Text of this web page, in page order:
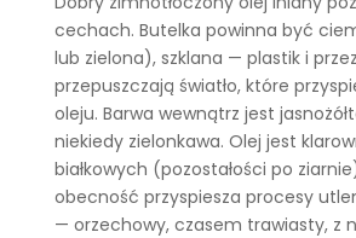
cechach. Butelka powinna być
lub zielona), szklana — plastik i
przepuszczają światło, które
oleju. Barwa wewnątrz jest
niekiedy zielonkawa. Olej jest
białkowych (pozostałości po
obecność przyspiesza procesy
— orzechowy, czasem trawiasty, z